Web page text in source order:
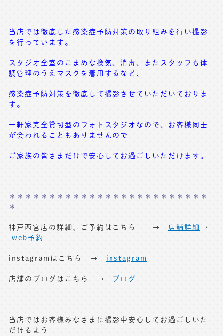
当店では徹底した 感染症予防対策 の取り組みを行い撮影
を行っています。
スタジオ全室のこまめな換気、消毒、またスタッフも体
調管理のうえマスクを着用するなど、
感染症予防対策を徹底して撮影させていただいておりま
す。
一軒家完全貸切型のフォトスタジオなので、お客様同士
が会われることもありませんので
ご家族の皆さまだけで安心してお過ごしいただけます。
＊＊＊＊＊＊＊＊＊＊＊＊＊＊＊＊＊＊＊＊＊＊＊＊＊
＊
神戸西宮店の詳細、ご予約はこちら → 店舗詳細
・
web予約
instagramはこちら → instagram
店舗のブログはこちら → ブログ
当店ではお客様みなさまに撮影中安心してお過ごしいた
だけるよう